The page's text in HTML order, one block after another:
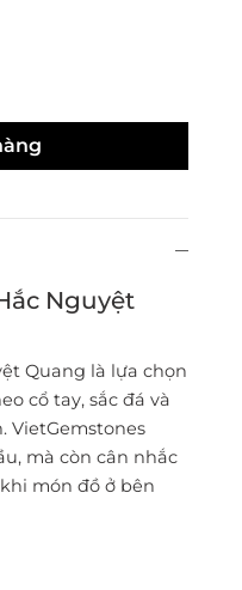
Nguyệt
Quang là lựa chọn
cổ tay, sắc đá và
VietGemstones
mà còn cân nhắc
món đồ ở bên